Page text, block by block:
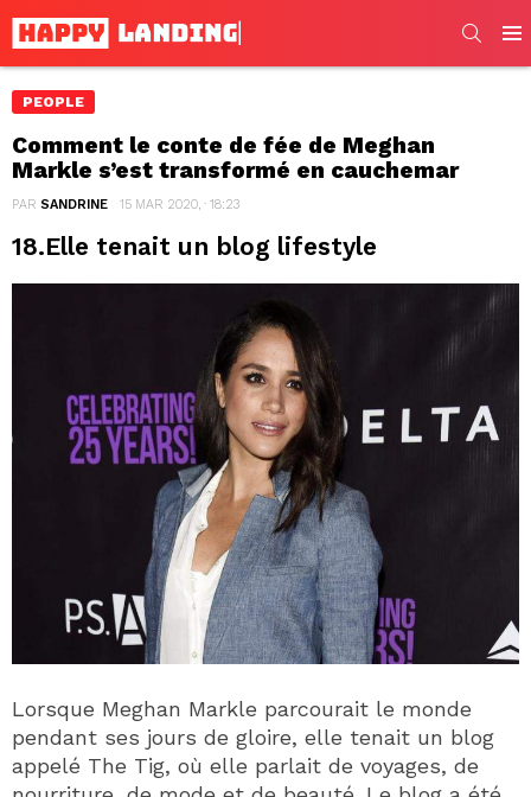
PEOPLE
Comment le conte de fée de Meghan
Markle s’est transformé en cauchemar
PAR SANDRINE 15 MAR 2020, · 18:23
18.Elle tenait un blog lifestyle
Lorsque Meghan Markle parcourait le monde
pendant ses jours de gloire, elle tenait un blog
appelé The Tig, où elle parlait de voyages, de